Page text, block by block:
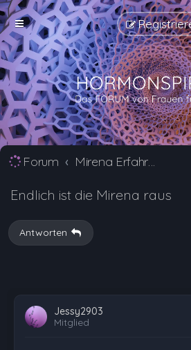
Forum Mirena Erfahrungsberichte und Nebenwirkungen
Endlich ist die Mirena raus
Antworten
Jessy2903
Mitglied